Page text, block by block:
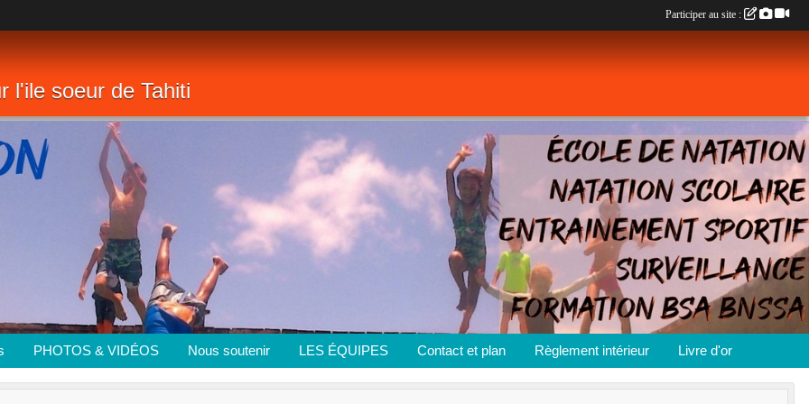
l'ile soeur de Tahiti
PHOTOS & VIDÉOS Nous soutenir LES ÉQUIPES Contact et plan Règlement intérieur Livre d'or
Participer au site :